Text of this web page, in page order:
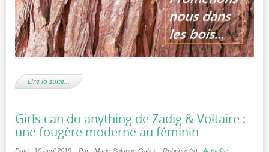
Lire la suite…
Girls can do anything de Zadig & Voltaire :
une fougère moderne au féminin